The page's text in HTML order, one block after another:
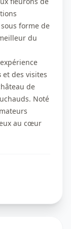
forme de
du
et des visites
de
Noté
au cœur